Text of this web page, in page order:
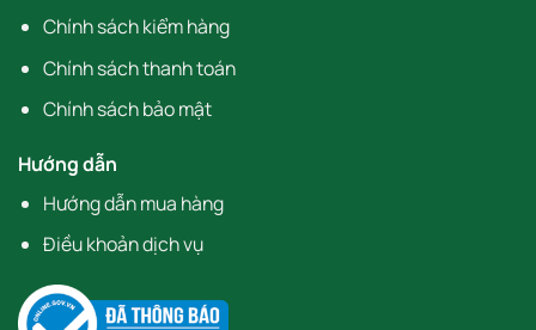
Chính sách kiểm hàng
Chính sách thanh toán
Chính sách bảo mật
Hướng dẫn
Hướng dẫn mua hàng
Điều khoản dịch vụ